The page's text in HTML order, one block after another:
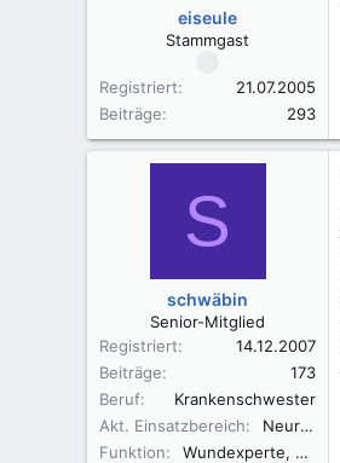
eiseule
Stammgast
Registriert
21.07.2005
Beiträge
293
S
schwäbin
Senior-Mitglied
Registriert
14.12.2007
Beiträge
173
Beruf
Krankenschwester
Akt. Einsatzbereich
Neurologie
Funktion
Wundexperte, Palliativ care, algesiolog. Fachassistenz.